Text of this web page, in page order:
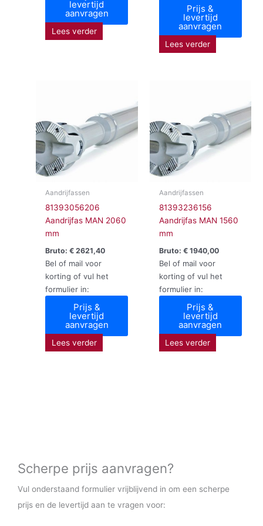
levertijd
aanvragen
Lees verder
Prijs &
levertijd
aanvragen
Lees verder
Aandrijfassen
81393056206
Aandrijfas MAN 2060
mm
Bruto:€ 2621,40
Bel of mail voor
korting of vul het
formulier in:
Prijs &
levertijd
aanvragen
Lees verder
Aandrijfassen
81393236156
Aandrijfas MAN 1560
mm
Bruto: €1940,00
Bel of mail voor
korting of vul het
formulier in:
Prijs &
levertijd
aanvragen
Lees verder
Scherpe prijs aanvragen?
Vul onderstaand formulier vrijblijvend in om een scherpe
prijs en de levertijd aan te vragen voor: